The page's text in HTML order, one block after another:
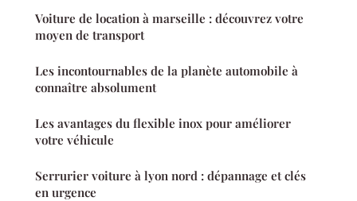
Voiture de location à marseille : découvrez votre
moyen de transport
Les incontournables de la planète automobile à
connaître absolument
Les avantages du flexible inox pour améliorer
votre véhicule
Serrurier voiture à lyon nord : dépannage et clés
en urgence